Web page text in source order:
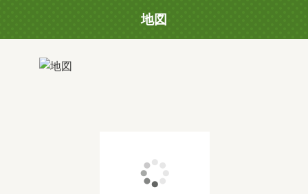
地図